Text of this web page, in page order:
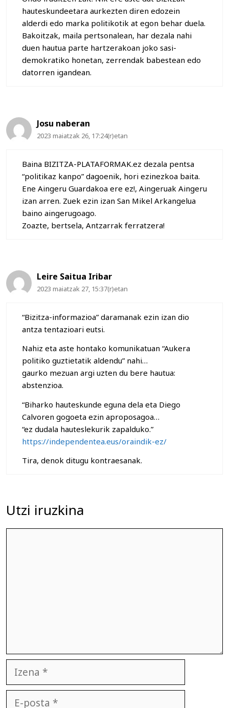
hauteskundeetara aurkezten diren edozein
alderdi edo marka politikotik at egon behar duela.
Bakoitzak, maila pertsonalean, har dezala nahi
duen hautua parte hartzerakoan joko sasi-
demokratiko honetan, zerrendak babestean edo
datorren igandean.
Josu naberan
2023 maiatzak 26, 17:24(r)etan
Baina BIZITZA-PLATAFORMAK.ez dezala pentsa
“politikaz kanpo” dagoenik, hori ezinezkoa baita.
Ene Aingeru Guardakoa ere ez!, Aingeruak Aingeru
izan arren. Zuek ezin izan San Mikel Arkangelua
baino aingerugoago.
Zoazte, bertsela, Antzarrak ferratzera!
Leire Saitua Iribar
2023 maiatzak 27, 15:37(r)etan
“Bizitza-informazioa” daramanak ezin izan dio
antza tentazioari eutsi.
Nahiz eta aste hontako komunikatuan “Aukera
politiko guztietatik aldendu” nahi…
gaurko mezuan argi uzten du bere hautua:
abstenzioa.
“Biharko hauteskunde eguna dela eta Diego
Calvoren gogoeta ezin aproposagoa…
“ez dudala hauteslekurik zapalduko.”
https://independentea.eus/oraindik-ez/
Tira, denok ditugu kontraesanak.
Utzi iruzkina